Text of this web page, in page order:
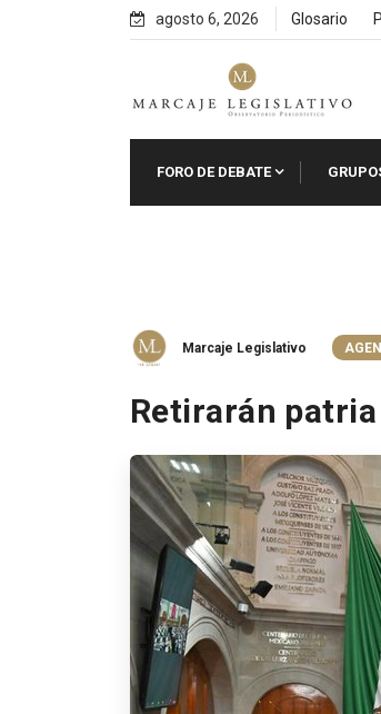
agosto 6, 2026 Glosario
FORO DE DEBATE
Marcaje Legislativo
Retirarán